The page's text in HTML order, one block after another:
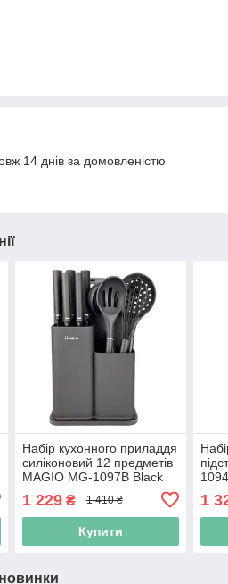
14 днів за домовленістю
Набір кухонного приладдя
силіконовий 12 предметів
MAGIO MG-1097B Black
1 229₴ 1 410 ₴
Купити
1